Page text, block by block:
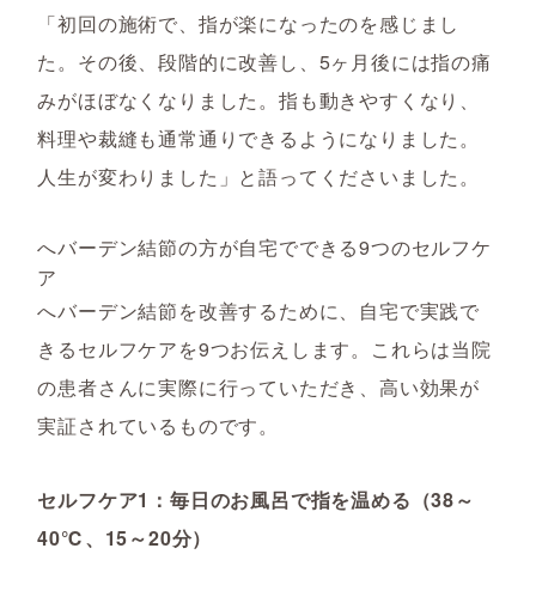
「初回の施術で、指が楽になったのを感じまし
た。その後、段階的に改善し、5ヶ月後には指の痛
みがほぼなくなりました。指も動きやすくなり、
料理や裁縫も通常通りできるようになりました。
人生が変わりました」と語ってくださいました。
へバーデン結節の方が自宅でできる9つのセルフケ
ア
へバーデン結節を改善するために、自宅で実践で
きるセルフケアを9つお伝えします。これらは当院
の患者さんに実際に行っていただき、高い効果が
実証されているものです。
セルフケア1：毎日のお風呂で指を温める（38～
40℃、15～20分）